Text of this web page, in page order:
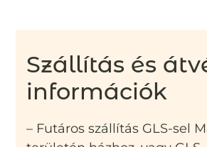
Szállítás és
információk
– Futáros szállítás GLS-sel